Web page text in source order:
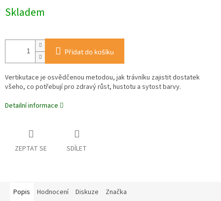
cena:
Skladem
Přidat do košíku
Vertikutace je osvědčenou metodou, jak trávníku zajistit dostatek
všeho, co potřebují pro zdravý růst, hustotu a sytost barvy.
Detailní informace
ZEPTAT SE SDÍLET
Popis Hodnocení Diskuze Značka